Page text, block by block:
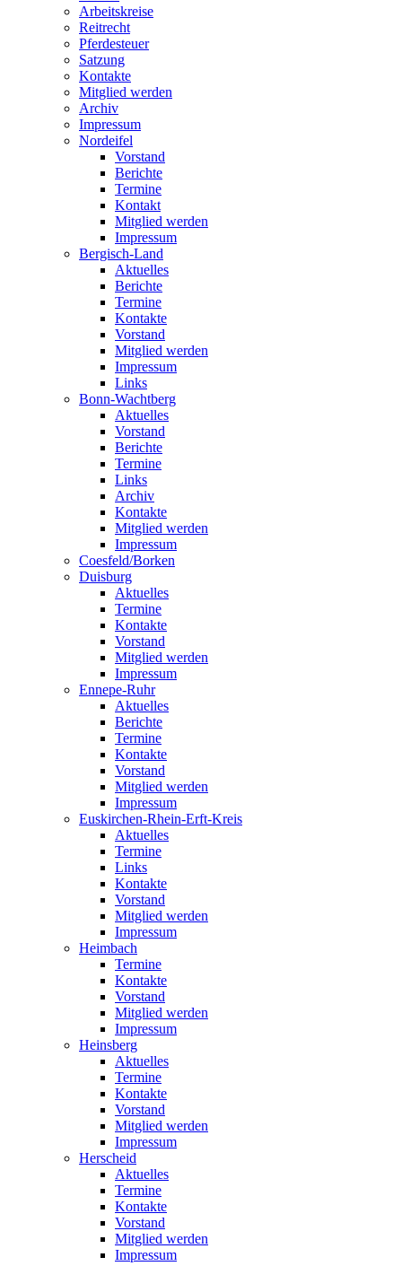
Arbeitskreise
Reitrecht
Pferdesteuer
Satzung
Kontakte
Mitglied werden
Archiv
Impressum
Nordeifel
Vorstand
Berichte
Termine
Kontakt
Mitglied werden
Impressum
Bergisch-Land
Aktuelles
Berichte
Termine
Kontakte
Vorstand
Mitglied werden
Impressum
Links
Bonn-Wachtberg
Aktuelles
Vorstand
Berichte
Termine
Links
Archiv
Kontakte
Mitglied werden
Impressum
Coesfeld/Borken
Duisburg
Aktuelles
Termine
Kontakte
Vorstand
Mitglied werden
Impressum
Ennepe-Ruhr
Aktuelles
Berichte
Termine
Kontakte
Vorstand
Mitglied werden
Impressum
Euskirchen-Rhein-Erft-Kreis
Aktuelles
Termine
Links
Kontakte
Vorstand
Mitglied werden
Impressum
Heimbach
Termine
Kontakte
Vorstand
Mitglied werden
Impressum
Heinsberg
Aktuelles
Termine
Kontakte
Vorstand
Mitglied werden
Impressum
Herscheid
Aktuelles
Termine
Kontakte
Vorstand
Mitglied werden
Impressum